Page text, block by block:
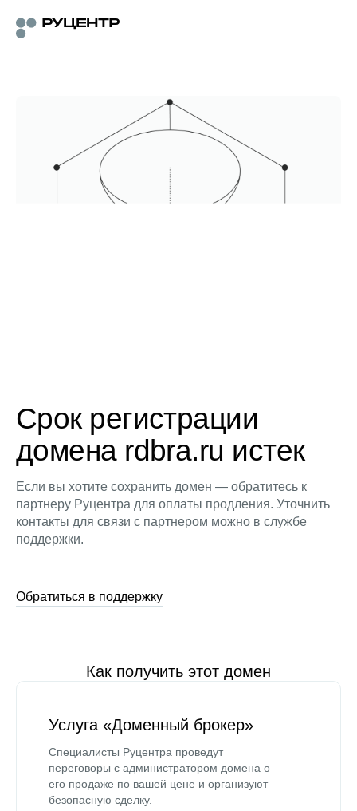
Срок регистрации
домена rdbra.ru истек
Если вы хотите сохранить домен — обратитесь к
партнеру Руцентра для оплаты продления. Уточнить
контакты для связи с партнером можно в службе
поддержки.
Обратиться в поддержку
Как получить этот домен
Услуга «Доменный брокер»
Специалисты Руцентра проведут
переговоры с администратором домена о
его продаже по вашей цене и организуют
безопасную сделку.